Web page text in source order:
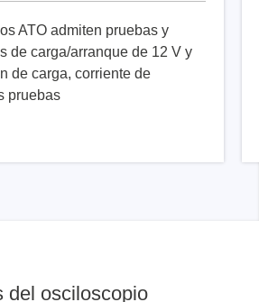
ATO admiten pruebas y
de carga/arranque de 12 V y
de carga, corriente de
pruebas
del osciloscopio